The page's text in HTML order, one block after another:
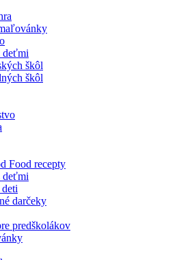
deťmi
škôl
škôl
Food recepty
deťmi
darčeky
predškolákov